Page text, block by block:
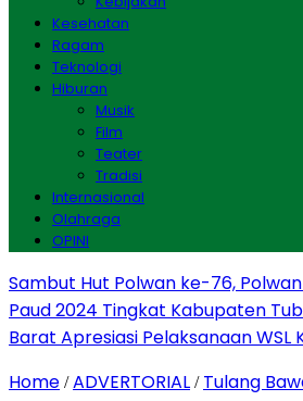
Kesehatan
Ragam
Teknologi
Hiburan
Musik
Film
Teater
Tradisi
Internasional
Olahraga
OPINI
Sambut Hut Polwan ke-76,
Paud 2024 Tingkat Kabupaten
Barat Apresiasi Pelaksanaan WSL
Home /ADVERTORIAL / Tulang